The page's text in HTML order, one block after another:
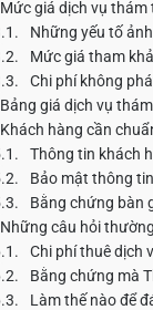
Mức giá dịch vụ
Những yếu tố
Mức giá tham
Chi phí không
Bảng giá dịch vụ
Khách hàng cần
Thông tin khách
Bảo mật thông
Bằng chứng bàn
Những câu hỏi
Chi phí thuê dịch
Bằng chứng mà
Làm thế nào để